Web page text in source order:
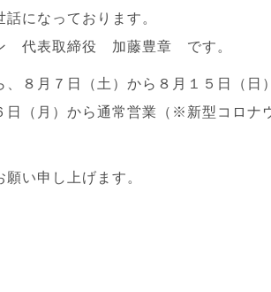
になっております。
代表取締役 加藤豊章 です。
、８月７日（土）から８月１５日（日
日（月）から通常営業（※新型コロナ
い申し上げます。